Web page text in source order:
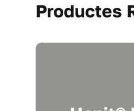
Productes